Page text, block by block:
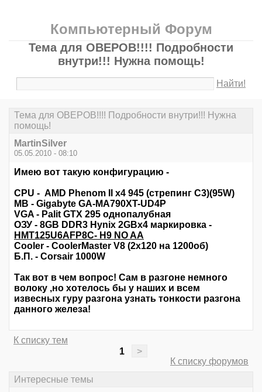
Компьютерный Форум
Тема для ОВЕРОВ!!!! Подробности
внутри!!! Нужна помощь!
Найти!
Тема для ОВЕРОВ!!!! Подробности внутри!!! Нужна
помощь!
MartinSilver
05.05.2010 - 08:10
Имею вот такую конфигурацию -
CPU - AMD Phenom II x4 945 (стрепинг C3)(95W)
MB - Gigabyte GA-MA790XT-UD4P
VGA - Palit GTX 295 однопалубная
ОЗУ - 8GB DDR3 Hynix 2GBx4 маркировка -
HMT125U6AFP8C- H9 NO AA
Cooler - CoolerMaster V8 (2x120 на 1200об)
Б.П. - Corsair 1000W
Так вот в чем вопрос! Сам в разгоне немного
волоку ,но хотелось бы у наших и всем
извесных гуру разгона узнать тонкости разгона
данного железа!
К списку тем
1
>
К списку форумов
Интересные темы